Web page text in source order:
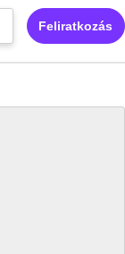
Feliratkozás